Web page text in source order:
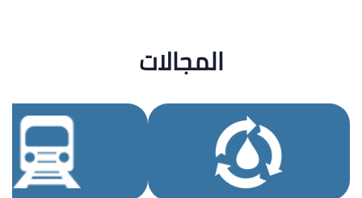
المجالات